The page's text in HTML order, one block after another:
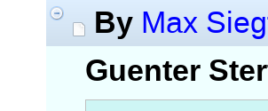
By Max
Guenter